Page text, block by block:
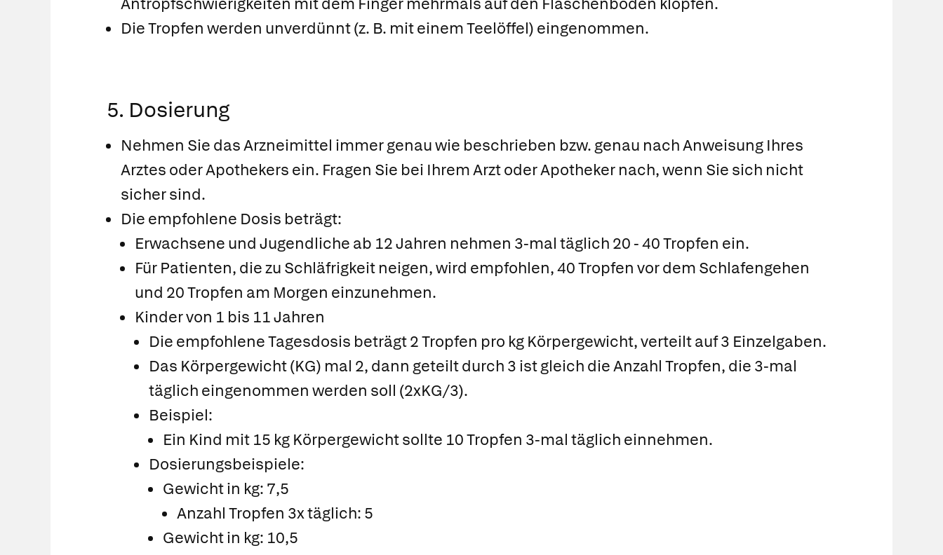
Die Tropfen werden unverdünnt (z. B. mit einem Teelöffel) eingenommen.
5. Dosierung
Nehmen Sie das Arzneimittel immer genau wie beschrieben bzw. genau nach Anweisung Ihres
Arztes oder Apothekers ein. Fragen Sie bei Ihrem Arzt oder Apotheker nach, wenn Sie sich nicht
sicher sind.
Die empfohlene Dosis beträgt:
Erwachsene und Jugendliche ab 12 Jahren nehmen 3-mal täglich 20 - 40 Tropfen ein.
Für Patienten, die zu Schläfrigkeit neigen, wird empfohlen, 40 Tropfen vor dem Schlafengehen
und 20 Tropfen am Morgen einzunehmen.
Kinder von 1 bis 11 Jahren
Die empfohlene Tagesdosis beträgt 2 Tropfen pro kg Körpergewicht, verteilt auf 3 Einzelgaben.
Das Körpergewicht (KG) mal 2, dann geteilt durch 3 ist gleich die Anzahl Tropfen, die 3-mal
täglich eingenommen werden soll (2xKG/3).
Beispiel:
Ein Kind mit 15 kg Körpergewicht sollte 10 Tropfen 3-mal täglich einnehmen.
Dosierungsbeispiele:
Gewicht in kg: 7,5
Anzahl Tropfen 3x täglich: 5
Gewicht in kg: 10,5